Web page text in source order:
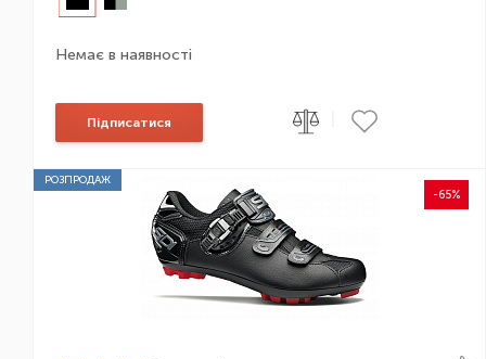
Немає в наявності
Підписатися
РОЗПРОДАЖ
-65%